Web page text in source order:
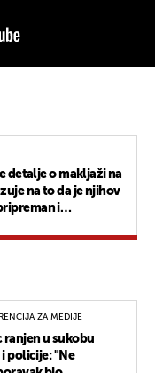
detalje o makljaži na
na to da je njihov
i
ZA MEDIJE
ranjen u sukobu
policije: "Ne